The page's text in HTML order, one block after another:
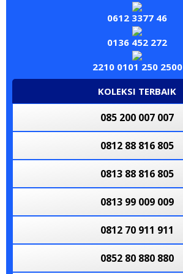
0813 80000 80
085 62222226
0813 60 800 800
0813 70 900 900
0812 900 911
0812 90 909 909
0812 5555 8080
0813 8878 8878
082 280000028
085 60606 0000
0612 3377 46
0136 452 272
2210 0101 250 2500
KOLEKSI TERBAIK
0813 10111101
0851 86888868
085 60606 0000
081 2662 5758
085 200 007 007
0812 88 816 805
0813 88 816 805
0813 99 009 009
0812 70 911 911
0852 80 880 880